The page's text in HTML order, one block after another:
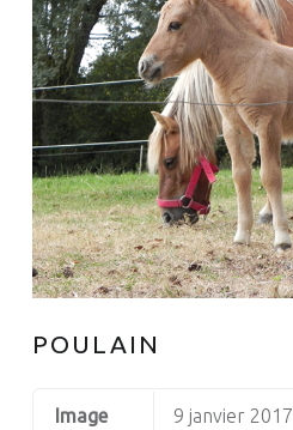
POULAIN
Image
9 janvier 2017